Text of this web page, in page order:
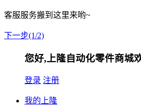
客服服务搬到这里来哟~
下一步(1/2)
您好,上隆自动化零件商城
登录 注册
我的上隆